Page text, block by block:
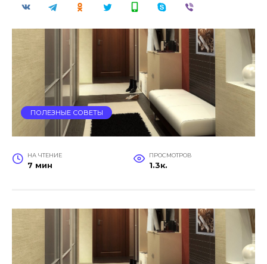
ПОЛЕЗНЫЕ СОВЕТЫ
НА ЧТЕНИЕ
7 мин
ПРОСМОТРОВ
1.3к.